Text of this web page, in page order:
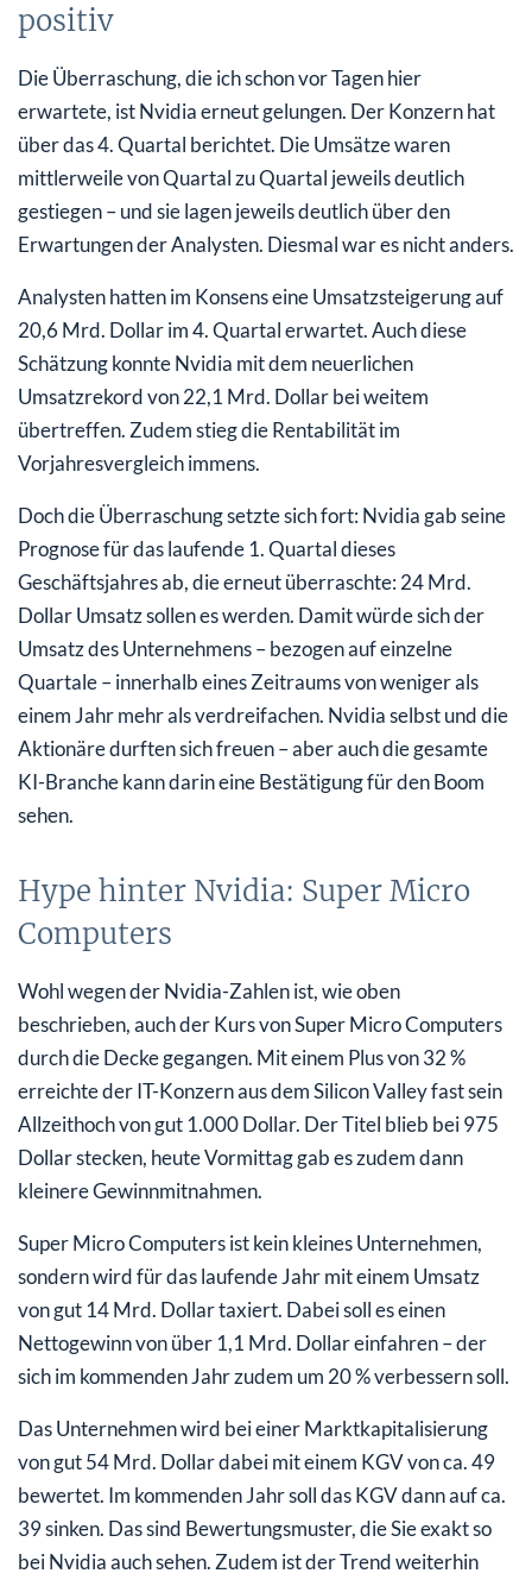
positiv
Die Überraschung, die ich schon vor Tagen hier
erwartete, ist Nvidia erneut gelungen. Der Konzern hat
über das 4. Quartal berichtet. Die Umsätze waren
mittlerweile von Quartal zu Quartal jeweils deutlich
gestiegen – und sie lagen jeweils deutlich über den
Erwartungen der Analysten. Diesmal war es nicht anders.
Analysten hatten im Konsens eine Umsatzsteigerung auf
20,6 Mrd. Dollar im 4. Quartal erwartet. Auch diese
Schätzung konnte Nvidia mit dem neuerlichen
Umsatzrekord von 22,1 Mrd. Dollar bei weitem
übertreffen. Zudem stieg die Rentabilität im
Vorjahresvergleich immens.
Doch die Überraschung setzte sich fort: Nvidia gab seine
Prognose für das laufende 1. Quartal dieses
Geschäftsjahres ab, die erneut überraschte: 24 Mrd.
Dollar Umsatz sollen es werden. Damit würde sich der
Umsatz des Unternehmens – bezogen auf einzelne
Quartale – innerhalb eines Zeitraums von weniger als
einem Jahr mehr als verdreifachen. Nvidia selbst und die
Aktionäre durften sich freuen – aber auch die gesamte
KI-Branche kann darin eine Bestätigung für den Boom
sehen.
Hype hinter Nvidia: Super Micro
Computers
Wohl wegen der Nvidia-Zahlen ist, wie oben
beschrieben, auch der Kurs von Super Micro Computers
durch die Decke gegangen. Mit einem Plus von 32 %
erreichte der IT-Konzern aus dem Silicon Valley fast sein
Allzeithoch von gut 1.000 Dollar. Der Titel blieb bei 975
Dollar stecken, heute Vormittag gab es zudem dann
kleinere Gewinnmitnahmen.
Super Micro Computers ist kein kleines Unternehmen,
sondern wird für das laufende Jahr mit einem Umsatz
von gut 14 Mrd. Dollar taxiert. Dabei soll es einen
Nettogewinn von über 1,1 Mrd. Dollar einfahren – der
sich im kommenden Jahr zudem um 20 % verbessern soll.
Das Unternehmen wird bei einer Marktkapitalisierung
von gut 54 Mrd. Dollar dabei mit einem KGV von ca. 49
bewertet. Im kommenden Jahr soll das KGV dann auf ca.
39 sinken. Das sind Bewertungsmuster, die Sie exakt so
bei Nvidia auch sehen. Zudem ist der Trend weiterhin